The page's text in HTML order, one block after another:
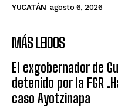
YUCATÁN agosto 6, 2026
MÁS LEIDOS
El exgobernador de
detenido por la FGR
caso Ayotzinapa